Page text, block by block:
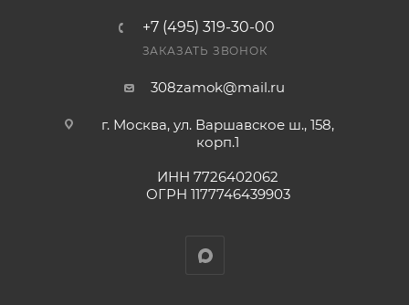
+7 (495) 319-30-00
ЗАКАЗАТЬ ЗВОНОК
308zamok@mail.ru
г. Москва, ул. Варшавское ш., 158,
корп.1
ИНН 7726402062
ОГРН 1177746439903